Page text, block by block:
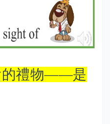
的禮物——是